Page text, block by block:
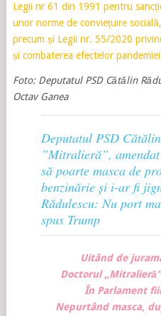
Legii nr 61 din 1991 pentru
unor norme de conviețuire
precum și Legii nr. 55/2020
și combaterea efectelor
Foto: Deputatul PSD Cătălin
Octav Ganea
Deputatul PSD
”Mitralieră”,
să poarte masca de
benzinărie și i-ar fi
Rădulescu: Nu port
spus Trump
Uitând de
Doctorul
În Parlament
Nepurtând masca,